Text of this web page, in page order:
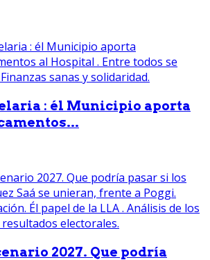
: él Municipio aporta
2027. Que podría